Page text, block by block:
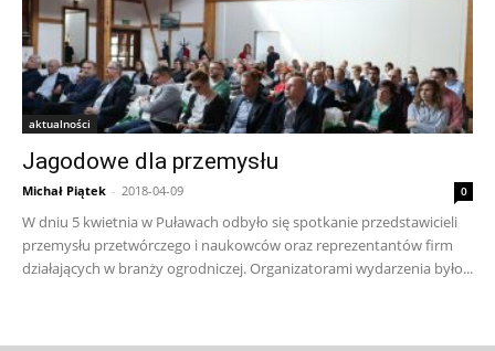
aktualności
Jagodowe dla przemysłu
Michał Piątek - 2018-04-09 0
W dniu 5 kwietnia w Puławach odbyło się spotkanie przedstawicieli
przemysłu przetwórczego i naukowców oraz reprezentantów firm
działających w branży ogrodniczej. Organizatorami wydarzenia było...